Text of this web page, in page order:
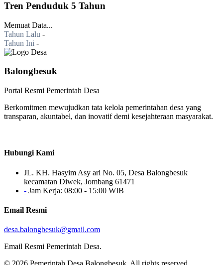
Tren Penduduk 5 Tahun
Memuat Data...
Tahun Lalu -
Tahun Ini -
Balongbesuk
Portal Resmi Pemerintah Desa
Berkomitmen mewujudkan tata kelola pemerintahan desa yang
transparan, akuntabel, dan inovatif demi kesejahteraan masyarakat.
Hubungi Kami
JL. KH. Hasyim Asy ari No. 05, Desa Balongbesuk
kecamatan Diwek, Jombang 61471
- Jam Kerja: 08:00 - 15:00 WIB
Email Resmi
desa.balongbesuk@gmail.com
Email Resmi Pemerintah Desa.